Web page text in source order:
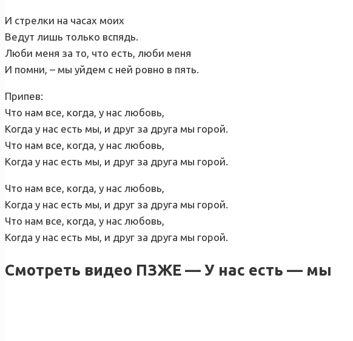
И стрелки на часах моих
Ведут лишь только вспядь.
Люби меня за то, что есть, люби меня
И помни, – мы уйдем с ней ровно в пять.
Припев:
Что нам все, когда, у нас любовь,
Когда у нас есть мы, и друг за друга мы горой.
Что нам все, когда, у нас любовь,
Когда у нас есть мы, и друг за друга мы горой.
Что нам все, когда, у нас любовь,
Когда у нас есть мы, и друг за друга мы горой.
Что нам все, когда, у нас любовь,
Когда у нас есть мы, и друг за друга мы горой.
Смотреть видео ПЗЖЕ — У нас есть — мы